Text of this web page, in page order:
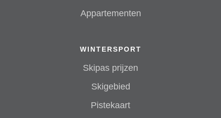
Appartementen
WINTERSPORT
Skipas prijzen
Skigebied
Pistekaart